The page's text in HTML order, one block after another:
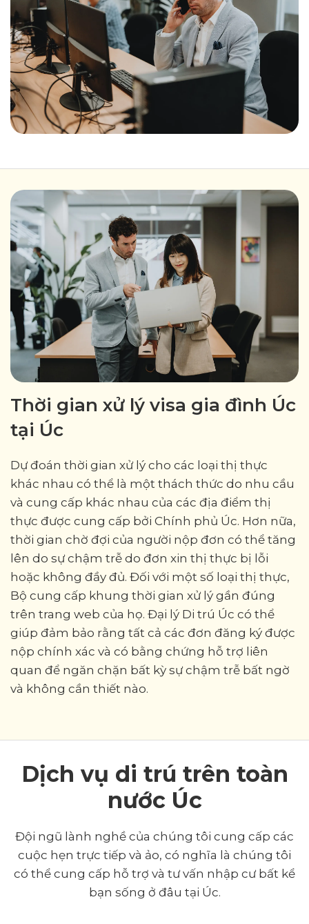
Thời gian xử lý visa gia đình Úc
tại Úc
Dự đoán thời gian xử lý cho các loại thị thực
khác nhau có thể là một thách thức do nhu cầu
và cung cấp khác nhau của các địa điểm thị
thực được cung cấp bởi Chính phủ Úc. Hơn nữa,
thời gian chờ đợi của người nộp đơn có thể tăng
lên do sự chậm trễ do đơn xin thị thực bị lỗi
hoặc không đầy đủ. Đối với một số loại thị thực,
Bộ cung cấp khung thời gian xử lý gần đúng
trên trang web của họ. Đại lý Di trú Úc có thể
giúp đảm bảo rằng tất cả các đơn đăng ký được
nộp chính xác và có bằng chứng hỗ trợ liên
quan để ngăn chặn bất kỳ sự chậm trễ bất ngờ
và không cần thiết nào.
Dịch vụ di trú trên toàn
nước Úc
Đội ngũ lành nghề của chúng tôi cung cấp các
cuộc hẹn trực tiếp và ảo, có nghĩa là chúng tôi
có thể cung cấp hỗ trợ và tư vấn nhập cư bất kể
bạn sống ở đâu tại Úc.